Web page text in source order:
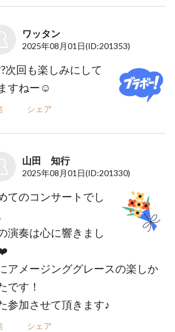
ワッタン
2025年08月01日(ID:201353)
次回も楽しみにして
すねー☺️
シェア
山田 知行
2025年08月01日(ID:201330)
てのコンサートでし
演奏は心に響きまし
アメージンググレースの楽しか
です！
参加させて頂きます♪
シェア